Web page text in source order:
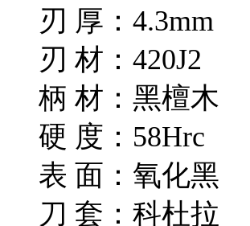
刃 厚：4.3mm
刃 材：420J2
柄 材：黑檀木
硬 度：58Hrc
表 面：氧化黑
刀 套：科杜拉